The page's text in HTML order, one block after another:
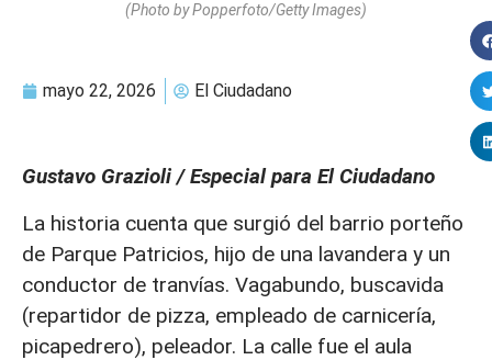
(Photo by Popperfoto/Getty Images)
mayo 22, 2026 El Ciudadano
Gustavo Grazioli / Especial para El Ciudadano
La historia cuenta que surgió del barrio porteño
de Parque Patricios, hijo de una lavandera y un
conductor de tranvías. Vagabundo, buscavida
(repartidor de pizza, empleado de carnicería,
picapedrero), peleador. La calle fue el aula